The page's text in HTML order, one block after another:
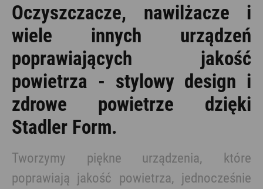
Oczyszczacze, nawilżacze i
wiele innych urządzeń
poprawiających jakość
powietrza - stylowy design i
zdrowe powietrze dzięki
Stadler Form.
Tworzymy piękne urządzenia, które
poprawiają jakość powietrza, jednocześnie